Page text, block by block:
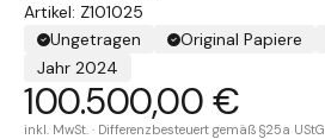
Artikel: Z101025
Ungetragen
Original Papiere
Jahr 2024
100.500,00 €
inkl. MwSt. · Differenzbesteuert gemäß §25a UStG